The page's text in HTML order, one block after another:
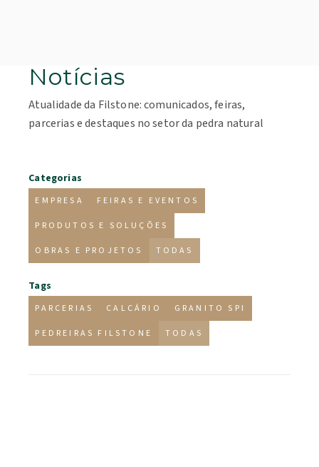
Notícias
Atualidade da Filstone: comunicados, feiras,
parcerias e destaques no setor da pedra natural
Categorias
EMPRESA FEIRAS E EVENTOS
PRODUTOS E SOLUÇÕES
OBRAS E PROJETOS TODAS
Tags
PARCERIAS CALCÁRIO GRANITO SPI
PEDREIRAS FILSTONE TODAS